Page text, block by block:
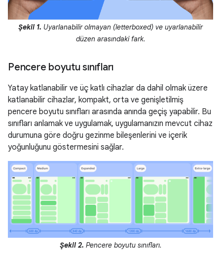
Şekil 1. Uyarlanabilir olmayan (letterboxed) ve uyarlanabilir
düzen arasındaki fark.
Pencere boyutu sınıfları
Yatay katlanabilir ve üç katlı cihazlar da dahil olmak üzere
katlanabilir cihazlar, kompakt, orta ve genişletilmiş
pencere boyutu sınıfları arasında anında geçiş yapabilir. Bu
sınıfları anlamak ve uygulamak, uygulamanızın mevcut cihaz
durumuna göre doğru gezinme bileşenlerini ve içerik
yoğunluğunu göstermesini sağlar.
Şekil 2. Pencere boyutu sınıfları.